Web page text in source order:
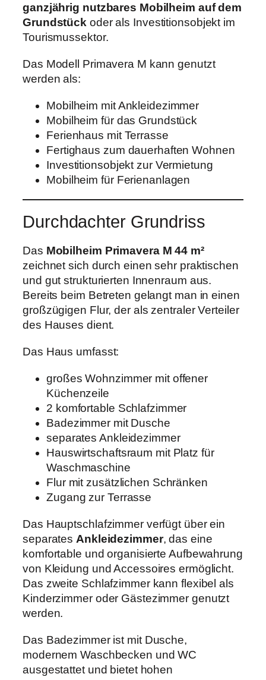
ganzjährig nutzbares Mobilheim auf dem
Grundstück oder als Investitionsobjekt im
Tourismussektor.
Das Modell Primavera M kann genutzt
werden als:
Mobilheim mit Ankleidezimmer
Mobilheim für das Grundstück
Ferienhaus mit Terrasse
Fertighaus zum dauerhaften Wohnen
Investitionsobjekt zur Vermietung
Mobilheim für Ferienanlagen
Durchdachter Grundriss
Das Mobilheim Primavera M 44 m²
zeichnet sich durch einen sehr praktischen
und gut strukturierten Innenraum aus.
Bereits beim Betreten gelangt man in einen
großzügigen Flur, der als zentraler Verteiler
des Hauses dient.
Das Haus umfasst:
großes Wohnzimmer mit offener
Küchenzeile
2 komfortable Schlafzimmer
Badezimmer mit Dusche
separates Ankleidezimmer
Hauswirtschaftsraum mit Platz für
Waschmaschine
Flur mit zusätzlichen Schränken
Zugang zur Terrasse
Das Hauptschlafzimmer verfügt über ein
separates Ankleidezimmer, das eine
komfortable und organisierte Aufbewahrung
von Kleidung und Accessoires ermöglicht.
Das zweite Schlafzimmer kann flexibel als
Kinderzimmer oder Gästezimmer genutzt
werden.
Das Badezimmer ist mit Dusche,
modernem Waschbecken und WC
ausgestattet und bietet hohen